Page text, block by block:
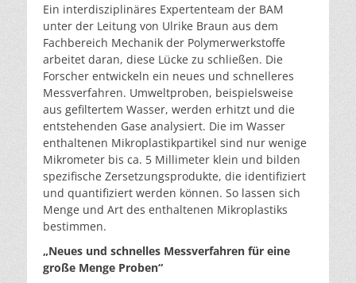
Ein interdisziplinäres Expertenteam der BAM
unter der Leitung von Ulrike Braun aus dem
Fachbereich Mechanik der Polymerwerkstoffe
arbeitet daran, diese Lücke zu schließen. Die
Forscher entwickeln ein neues und schnelleres
Messverfahren. Umweltproben, beispielsweise
aus gefiltertem Wasser, werden erhitzt und die
entstehenden Gase analysiert. Die im Wasser
enthaltenen Mikroplastikpartikel sind nur wenige
Mikrometer bis ca. 5 Millimeter klein und bilden
spezifische Zersetzungsprodukte, die identifiziert
und quantifiziert werden können. So lassen sich
Menge und Art des enthaltenen Mikroplastiks
bestimmen.
„Neues und schnelles Messverfahren für eine
große Menge Proben“